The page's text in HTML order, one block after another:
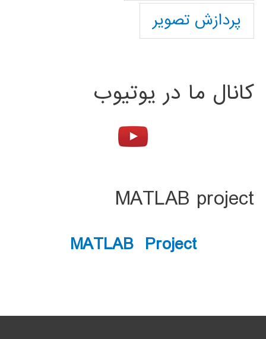
پردازش تصویر
کانال ما در یوتیوب
MATLAB project
MATLAB Project